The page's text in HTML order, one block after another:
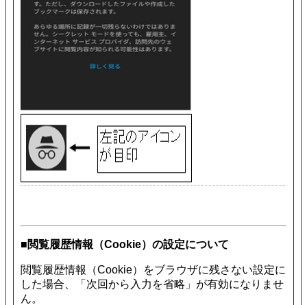
■閲覧履歴情報（Cookie）の設定について
閲覧履歴情報（Cookie）をブラウザに残さない設定に
した場合、「次回から入力を省略」が有効になりませ
ん。